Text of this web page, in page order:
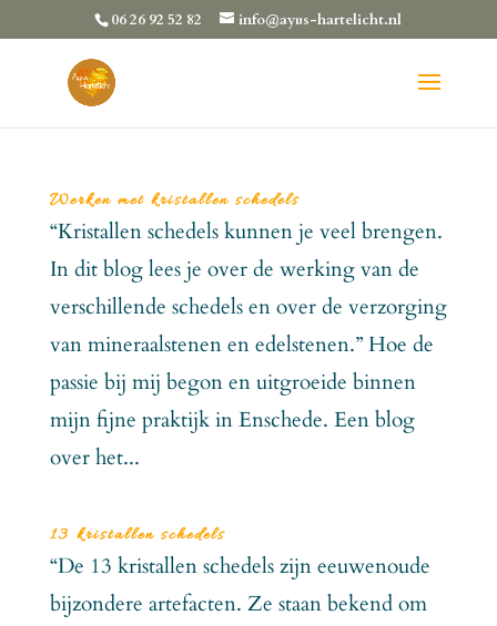
06 26 92 52 82 info@ayus-hartelicht.nl
Werken met kristallen schedels
“Kristallen schedels kunnen je veel brengen.
In dit blog lees je over de werking van de
verschillende schedels en over de verzorging
van mineraalstenen en edelstenen.” Hoe de
passie bij mij begon en uitgroeide binnen
mijn fijne praktijk in Enschede. Een blog
over het...
13 kristallen schedels
“De 13 kristallen schedels zijn eeuwenoude
bijzondere artefacten. Ze staan bekend om